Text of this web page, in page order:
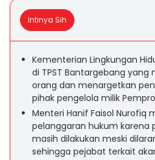
Intinya Sih
Kementerian Lingkungan
di TPST Bantargebang yang
orang dan menargetkan
pihak pengelola milik
Menteri Hanif Faisol Nurofiq
pelanggaran hukum karena
masih dilakukan meski
sehingga pejabat terkait